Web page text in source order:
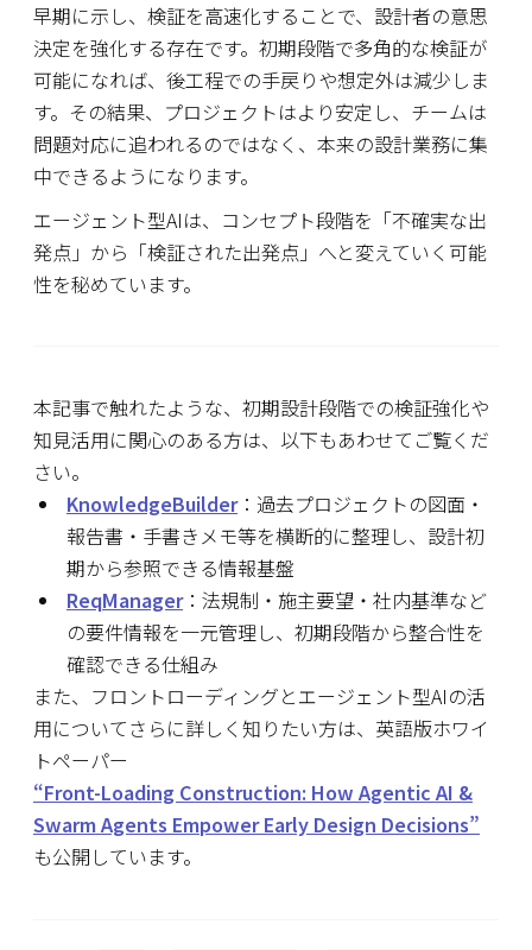
早期に示し、検証を高速化することで、設計者の意思
決定を強化する存在です。初期段階で多角的な検証が
可能になれば、後工程での手戻りや想定外は減少しま
す。その結果、プロジェクトはより安定し、チームは
問題対応に追われるのではなく、本来の設計業務に集
中できるようになります。
エージェント型AIは、コンセプト段階を「不確実な出
発点」から「検証された出発点」へと変えていく可能
性を秘めています。
本記事で触れたような、初期設計段階での検証強化や
知見活用に関心のある方は、以下もあわせてご覧くだ
さい。
KnowledgeBuilder：過去プロジェクトの図面・
報告書・手書きメモ等を横断的に整理し、設計初
期から参照できる情報基盤
ReqManager：法規制・施主要望・社内基準など
の要件情報を一元管理し、初期段階から整合性を
確認できる仕組み
また、フロントローディングとエージェント型AIの活
用についてさらに詳しく知りたい方は、英語版ホワイ
トペーパー
“Front-Loading Construction: How Agentic AI &
Swarm Agents Empower Early Design Decisions”
も公開しています。